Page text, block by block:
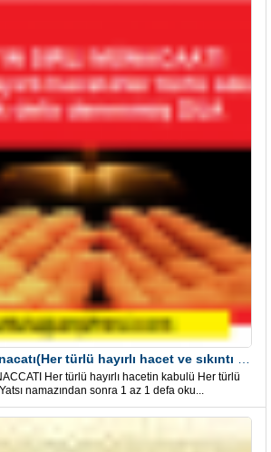
Her türlü hayırlı hacetin kabulü Her türlü
Yatsı namazından sonra 1 az 1 defa oku...